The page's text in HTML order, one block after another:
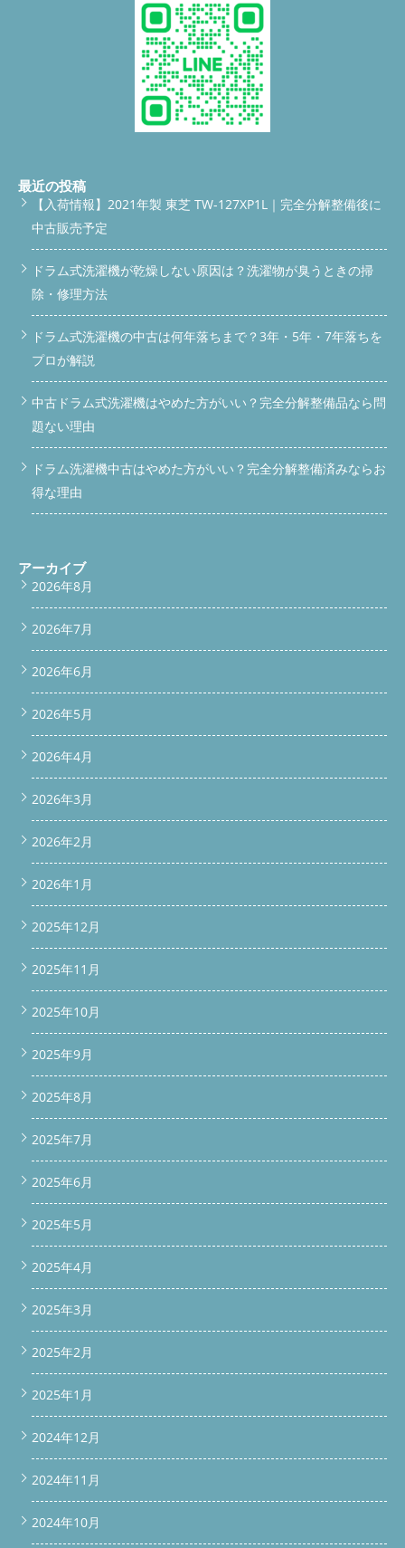
最近の投稿
【入荷情報】2021年製 東芝 TW-127XP1L｜完全分解整備後に
中古販売予定
ドラム式洗濯機が乾燥しない原因は？洗濯物が臭うときの掃
除・修理方法
ドラム式洗濯機の中古は何年落ちまで？3年・5年・7年落ちを
プロが解説
中古ドラム式洗濯機はやめた方がいい？完全分解整備品なら問
題ない理由
ドラム洗濯機中古はやめた方がいい？完全分解整備済みならお
得な理由
アーカイブ
2026年8月
2026年7月
2026年6月
2026年5月
2026年4月
2026年3月
2026年2月
2026年1月
2025年12月
2025年11月
2025年10月
2025年9月
2025年8月
2025年7月
2025年6月
2025年5月
2025年4月
2025年3月
2025年2月
2025年1月
2024年12月
2024年11月
2024年10月